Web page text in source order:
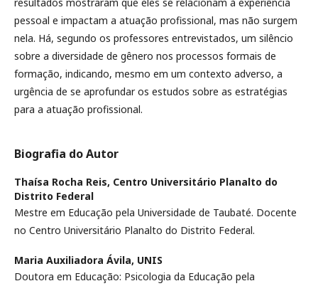
pessoal e impactam a atuação profissional, mas não surgem
nela. Há, segundo os professores entrevistados, um silêncio
sobre a diversidade de gênero nos processos formais de
formação, indicando, mesmo em um contexto adverso, a
urgência de se aprofundar os estudos sobre as estratégias
para a atuação profissional.
Biografia do Autor
Thaísa Rocha Reis, Centro Universitário Planalto do
Distrito Federal
Mestre em Educação pela Universidade de Taubaté. Docente
no Centro Universitário Planalto do Distrito Federal.
Maria Auxiliadora Ávila, UNIS
Doutora em Educação: Psicologia da Educação pela